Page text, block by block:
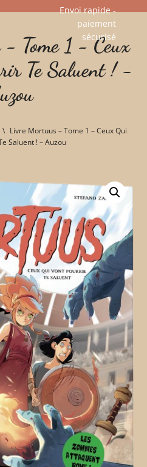
Envoi rapide -
paiement
sécurisé​
Tome 1 - Ceux
Te Saluent ! -
\ Livre Mortuus – Tome 1 – Ceux Qui
Saluent ! – Auzou